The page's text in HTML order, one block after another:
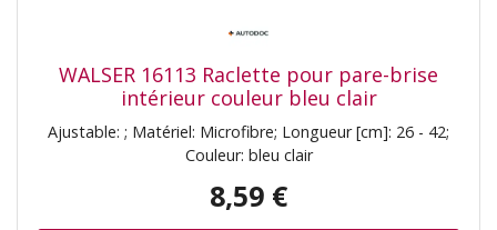
WALSER 16113 Raclette pour pare-brise
intérieur couleur bleu clair
Ajustable: ; Matériel: Microfibre; Longueur [cm]: 26 - 42;
Couleur: bleu clair
8,59 €